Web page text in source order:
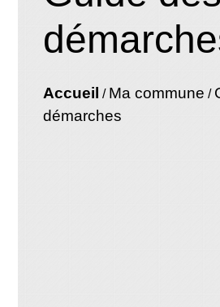
Accueil / Ma commune /
démarches